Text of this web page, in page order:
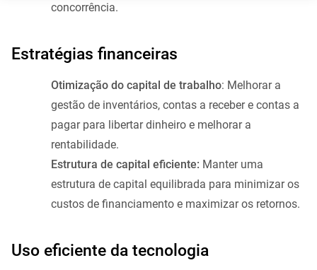
concorrência.
Estratégias financeiras
Otimização do capital de trabalho: Melhorar a
gestão de inventários, contas a receber e contas a
pagar para libertar dinheiro e melhorar a
rentabilidade.
Estrutura de capital eficiente: Manter uma
estrutura de capital equilibrada para minimizar os
custos de financiamento e maximizar os retornos.
Uso eficiente da tecnologia